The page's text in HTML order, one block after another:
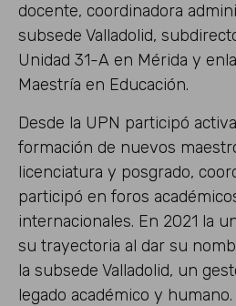
docente, coordinadora
subsede Valladolid,
Unidad 31-A en Mérida y
Maestría en Educación.
Desde la UPN participó
formación de nuevos
licenciatura y posgrado,
participó en foros
internacionales. En 2021 la
su trayectoria al dar su
la subsede Valladolid, un
legado académico y humano.